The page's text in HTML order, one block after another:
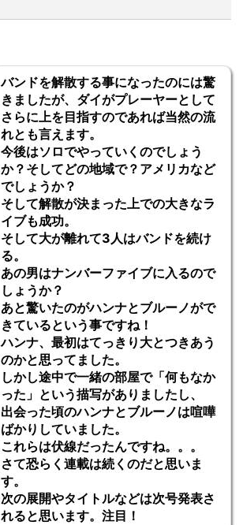
バンドを解散する事になったのには驚
きましたが、ダイがプレーヤーとして
さらに上を目指すのであれば当然の流
れとも言えます。
今後はソロでやっていくのでしょう
か？そしてどの地域で？アメリカなど
でしょうか？
そして解散が決まった上での大きなラ
イブも成功。
そして大が離れて3人はバンドを続け
る。
あの男はナンバーファイブに入るので
しょうか？
あと驚いたのがハンナとブルーノがで
きているという事ですね！
ハンナ、最初はてっきり大とつきあう
のかと思ってました。
しかし途中で一緒の部屋で「何もなか
った」という描写がありましたし、
出会った頃のハンナとブルーノは喧嘩
ばかりしていました。
これらは伏線だったんですね。。。
さて恐らく連載は続くのだと思いま
す。
次の展開やタイトルなどは次号発表さ
れると思います。注目！